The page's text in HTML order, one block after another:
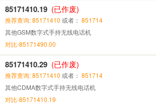
85171410.19 (已作废)
推荐查询: 85171410 或者： 851714
其他GSM数字式手持无线电话机
对比-85171490.00
85171410.29 (已作废)
推荐查询: 85171410 或者： 851714
其他CDMA数字式手持无线电话机
对比-85171410.19